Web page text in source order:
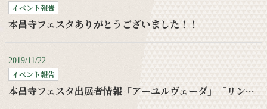
イベント報告
本昌寺フェスタありがとうございました！！
2019/11/22
イベント報告
本昌寺フェスタ出展者情報「アーユルヴェーダ」「リンパケア」